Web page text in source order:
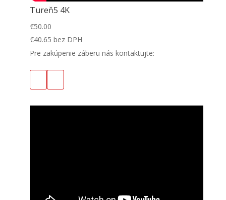
Tureň5 4K
€50.00
€40.65 bez DPH
Pre zakúpenie záberu nás kontaktujte: